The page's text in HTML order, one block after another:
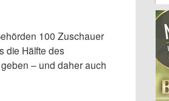
100 Zuschauer
die Hälfte des
– und daher auch